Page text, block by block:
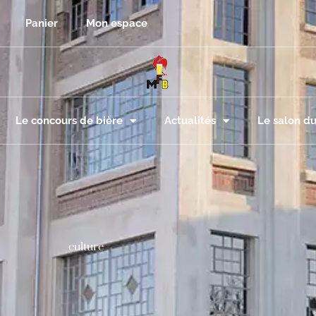
Panier Mon espace
Le concours de bière Actualités Le salon
culture